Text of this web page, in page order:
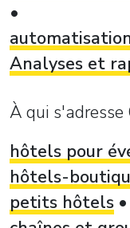
Analyses et
À qui s'adresse
hôtels pour
hôtels-
petits hôtels